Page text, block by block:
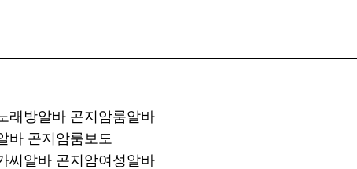
래방알바 곤지암룸알바
바 곤지암룸보도
씨알바 곤지암여성알바